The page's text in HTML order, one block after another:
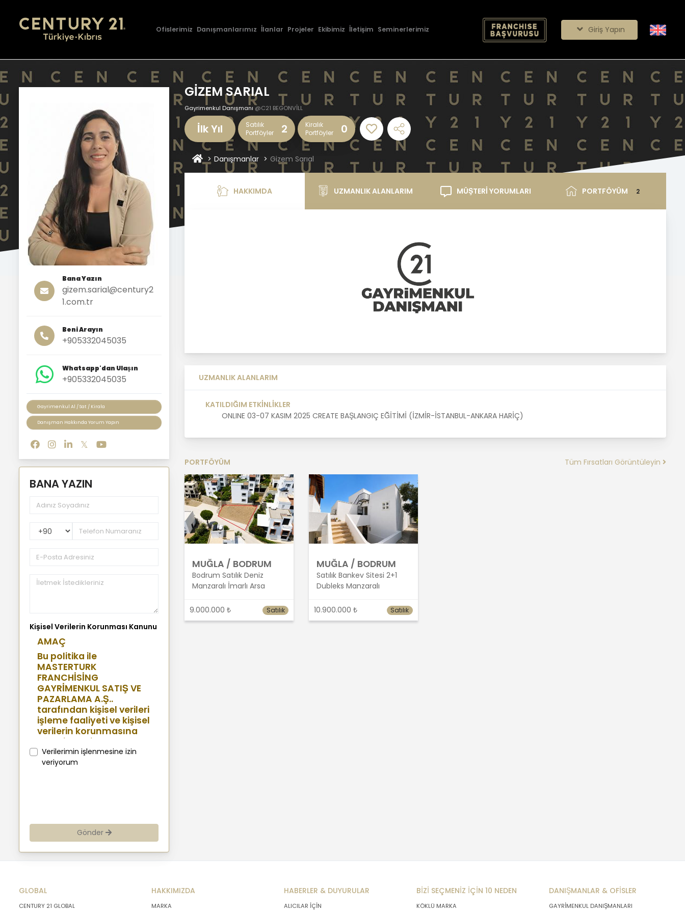
Ofislerimiz Danışmanlarımız İlanlar Projeler Ekibimiz İletişim Seminerlerimiz Giriş Yapın
GİZEM SARIAL
Gayrimenkul Danışmanı @C21 BEGONVİLL
İlk Yıl
Satılık
Portföyler
2
Kiralık
Portföyler
0
Danışmanlar Gizem Sarıal
Bana Yazın
gizem.sarial@century2
1.com.tr
Beni Arayın
+905332045035
Whatsapp'dan Ulaşın
+905332045035
Gayrimenkul Al / Sat / Kirala
Danışman Hakkında Yorum Yapın
BANA YAZIN
PhoneNumberCountryPhoneCode
Kişisel Verilerin Korunması Kanunu
AMAÇ
Bu politika ile
MASTERTURK
FRANCHİSİNG
GAYRİMENKUL SATIŞ VE
PAZARLAMA A.Ş..
tarafından kişisel verileri
işleme faaliyeti ve kişisel
verilerin korunmasına
yönelik benimsenen
sistemler konusunda
açıklamalarda
müşterilerimiz, şirket
hissedarlarımız,
ziyaretçilerimiz ve
üçüncü kişiler başta
işlenen kişilerin
bilgilendirilerek
Verilerimin işlenmesine izin
veriyorum
Gönder
HAKKIMDA UZMANLIK ALANLARIM MÜŞTERİ YORUMLARI PORTFÖYÜM 2
UZMANLIK ALANLARIM
KATILDIĞIM ETKİNLİKLER
ONLINE 03-07 KASIM 2025 CREATE BAŞLANGIÇ EĞİTİMİ (İZMİR-İSTANBUL-ANKARA HARİÇ)
PORTFÖYÜM Tüm Fırsatları Görüntüleyin
MUĞLA / BODRUM
Bodrum Satılık Deniz
Manzaralı İmarlı Arsa
9.000.000 ₺ Satılık
MUĞLA / BODRUM
Satılık Bankev Sitesi 2+1
Dubleks Manzaralı
10.900.000 ₺ Satılık
GLOBAL
CENTURY 21 GLOBAL
HAKKIMIZDA
MARKA
HABERLER & DUYURULAR
ALICILAR İÇİN
BİZİ SEÇMENİZ İÇİN 10 NEDEN
KÖKLÜ MARKA
DANIŞMANLAR & OFİSLER
GAYRİMENKUL DANIŞMANLARI